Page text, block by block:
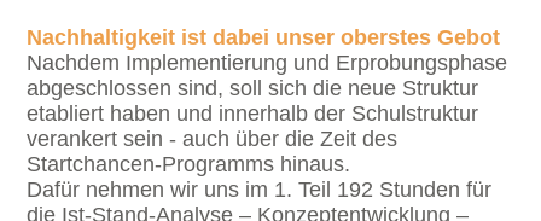
Nachhaltigkeit ist dabei unser oberstes Gebot
Nachdem Implementierung und Erprobungsphase
abgeschlossen sind, soll sich die neue Struktur
etabliert haben und innerhalb der Schulstruktur
verankert sein - auch über die Zeit des
Startchancen-Programms hinaus.
Dafür nehmen wir uns im 1. Teil 192 Stunden für
die Ist-Stand-Analyse – Konzeptentwicklung –